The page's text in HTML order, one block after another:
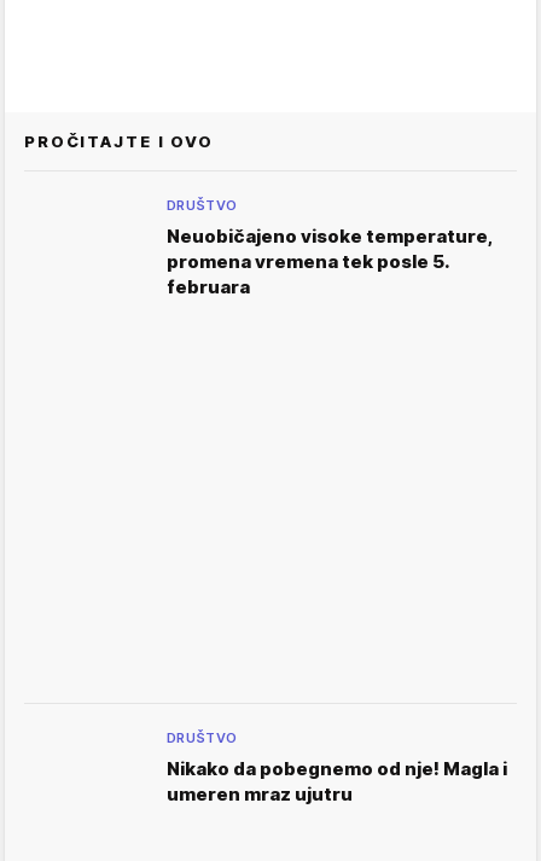
PROČITAJTE I OVO
DRUŠTVO
Neuobičajeno visoke temperature,
promena vremena tek posle 5.
februara
DRUŠTVO
Nikako da pobegnemo od nje! Magla i
umeren mraz ujutru